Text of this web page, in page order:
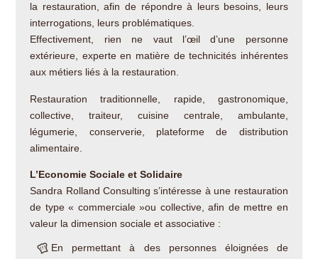
la restauration, afin de répondre à leurs besoins, leurs
interrogations, leurs problématiques.
Effectivement, rien ne vaut l’œil d’une personne
extérieure, experte en matière de technicités inhérentes
aux métiers liés à la restauration.
Restauration traditionnelle, rapide, gastronomique,
collective, traiteur, cuisine centrale, ambulante,
légumerie, conserverie, plateforme de distribution
alimentaire.
L’Economie Sociale et Solidaire
Sandra Rolland Consulting s’intéresse à une restauration
de type « commerciale »ou collective, afin de mettre en
valeur la dimension sociale et associative :
En permettant à des personnes éloignées de